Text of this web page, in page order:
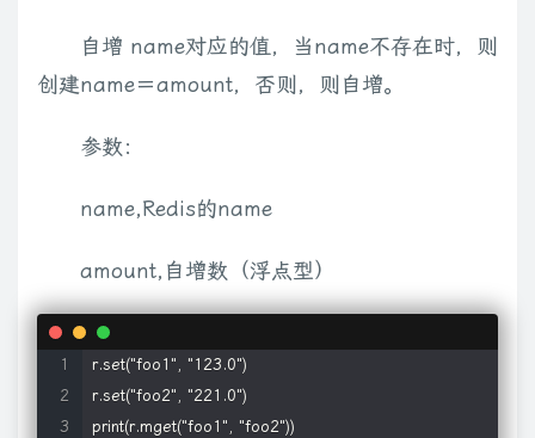
自增 name对应的值，当name不存在时，则
创建name＝amount，否则，则自增。
参数：
name,Redis的name
amount,自增数（浮点型）
r.set("foo1", "123.0")
r.set("foo2", "221.0")
print(r.mget("foo1", "foo2"))